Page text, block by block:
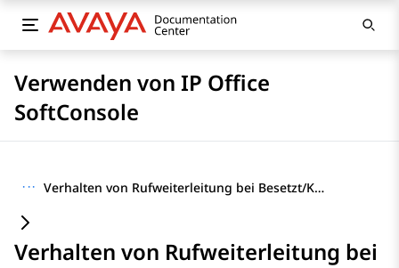
Verwenden von IP Office
SoftConsole
··· Verhalten von Rufweiterleitung bei Besetzt/Keine Antwort
Verhalten von Rufweiterleitung bei